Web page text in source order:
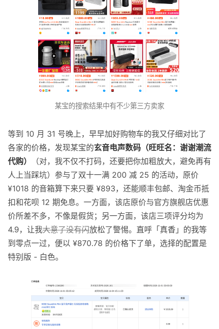
某宝的搜索结果中有不少第三方卖家
等到 10 月 31 号晚上，早早加好购物车的我又仔细对比了
各家的价格，发现某宝的玄音电声数码（旺旺名：谢谢潮流
代购）
（对，我不仅不打码，还要把你加粗放大，避免再有
人上当踩坑）参与了双十一满 200 减 25 的活动，原价
¥1018 的音箱算下来只要 ¥893，还能顺丰包邮、淘金币抵
扣和花呗 12 期免息。一方面，该店原价与官方旗舰店优惠
价所差不多，不像是假货；另一方面，该店三项评分均为
4.9，让我大意了没有闪放松了警惕。直呼「真香」的我等
到零点一过，便以 ¥870.78 的价格下了单，选择的配置是
特别版 - 白色。